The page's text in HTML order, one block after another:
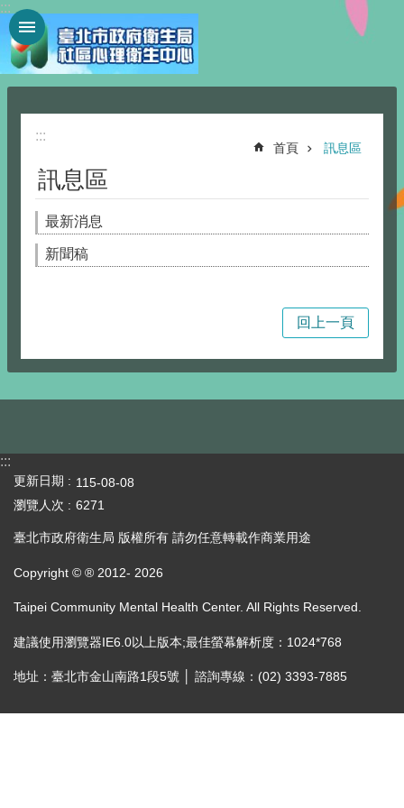
跳到主要內容區塊
:::
:::
首頁 訊息區
訊息區
最新消息
新聞稿
回上一頁
:::
更新日期
115-08-08
瀏覽人次
6271
臺北市政府衛生局 版權所有 請勿任意轉載作商業用途
Copyright © ® 2012- 2026
Taipei Community Mental Health Center. All Rights Reserved.
建議使用瀏覽器IE6.0以上版本;最佳螢幕解析度：1024*768
地址：臺北市金山南路1段5號 │ 諮詢專線：(02) 3393-7885